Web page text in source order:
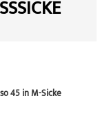
E
45 in M-Sicke